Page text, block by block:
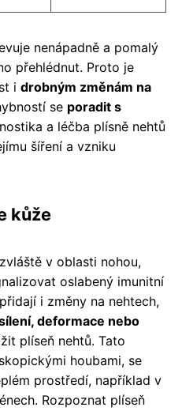
nenápadně a pomalý
přehlédnut. Proto je
i drobným změnám na
se poradit s
a léčba plísně nehtů
šíření a vzniku
kůže
v oblasti nohou,
oslabený imunitní
i změny na nehtech,
deformace nebo
plíseň nehtů. Tato
houbami, se
prostředí, například v
Rozpoznat plíseň